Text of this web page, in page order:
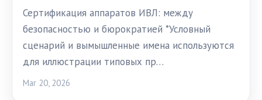
Сертификация аппаратов ИВЛ: между
безопасностью и бюрократией *Условный
сценарий и вымышленные имена используются
для иллюстрации типовых пр…
Mar 20, 2026